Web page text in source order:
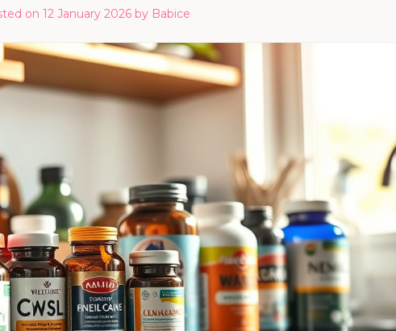
on 12 January 2026by Babice